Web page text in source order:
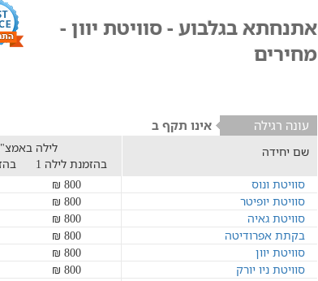
אתנחתא בגלבוע - סוויטת יוון -
מחירים
עונה רגילה אינו תקף ב
שם יחידה
לילה
בהזמנת לילה 1
סוויטת ונוס
800 ₪
סוויטת יופיטר
800 ₪
סוויטת גאיה
800 ₪
בקתת אפרודיטה
800 ₪
סוויטת יוון
800 ₪
סוויטת ניו יורק
800 ₪